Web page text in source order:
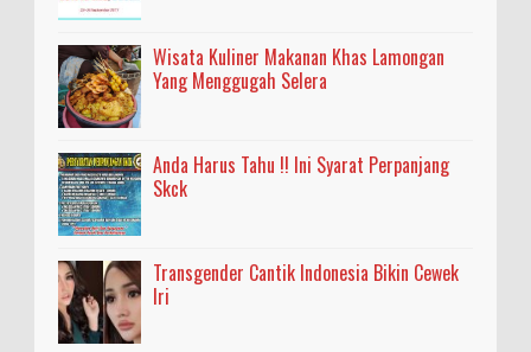
Wisata Kuliner Makanan Khas Lamongan
Yang Menggugah Selera
Anda Harus Tahu !! Ini Syarat Perpanjang
Skck
Transgender Cantik Indonesia Bikin Cewek
Iri